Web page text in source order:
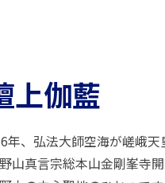
上伽藍
年、弘法大師空海が嵯峨
山真言宗総本山金剛峯寺